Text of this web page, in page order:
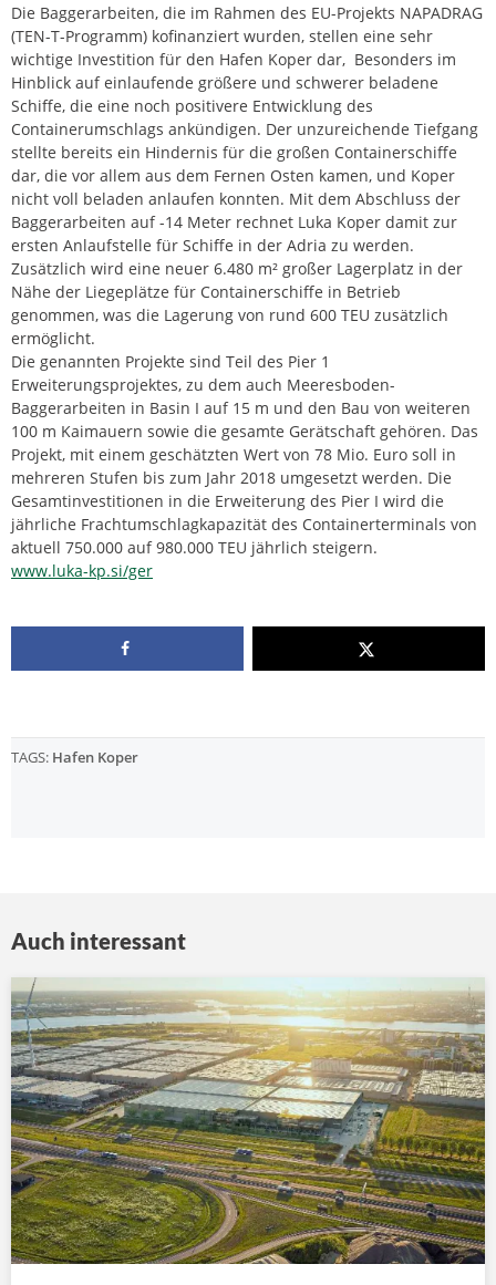
Die Baggerarbeiten, die im Rahmen des EU-Projekts NAPADRAG
(TEN-T-Programm) kofinanziert wurden, stellen eine sehr
wichtige Investition für den Hafen Koper dar, Besonders im
Hinblick auf einlaufende größere und schwerer beladene
Schiffe, die eine noch positivere Entwicklung des
Containerumschlags ankündigen. Der unzureichende Tiefgang
stellte bereits ein Hindernis für die großen Containerschiffe
dar, die vor allem aus dem Fernen Osten kamen, und Koper
nicht voll beladen anlaufen konnten. Mit dem Abschluss der
Baggerarbeiten auf -14 Meter rechnet Luka Koper damit zur
ersten Anlaufstelle für Schiffe in der Adria zu werden.
Zusätzlich wird eine neuer 6.480 m² großer Lagerplatz in der
Nähe der Liegeplätze für Containerschiffe in Betrieb
genommen, was die Lagerung von rund 600 TEU zusätzlich
ermöglicht.
Die genannten Projekte sind Teil des Pier 1
Erweiterungsprojektes, zu dem auch Meeresboden-
Baggerarbeiten in Basin I auf 15 m und den Bau von weiteren
100 m Kaimauern sowie die gesamte Gerätschaft gehören. Das
Projekt, mit einem geschätzten Wert von 78 Mio. Euro soll in
mehreren Stufen bis zum Jahr 2018 umgesetzt werden. Die
Gesamtinvestitionen in die Erweiterung des Pier I wird die
jährliche Frachtumschlagkapazität des Containerterminals von
aktuell 750.000 auf 980.000 TEU jährlich steigern.
www.luka-kp.si/ger
TAGS: Hafen Koper
Auch interessant